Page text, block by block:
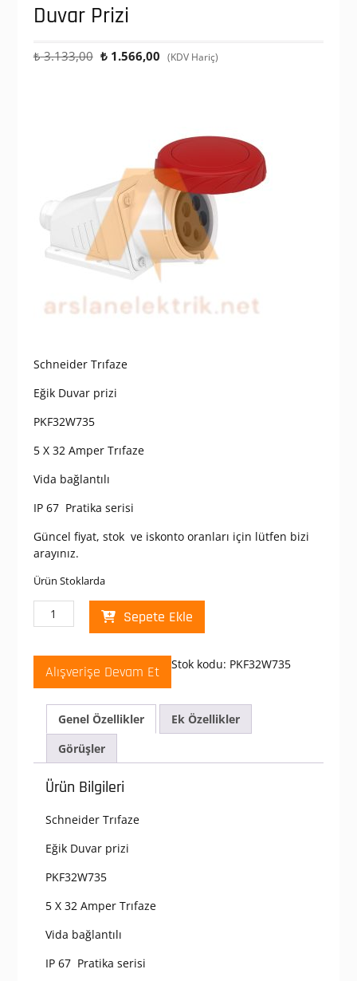
Duvar Prizi
₺3.133,00 Orijinal
₺1.566,00 Şu
(KDV Hariç)
Schneider Trıfaze
Eğik Duvar prizi
PKF32W735
5 X 32 Amper Trıfaze
Vida bağlantılı
IP 67 Pratika serisi
Güncel fiyat, stok ve iskonto oranları için lütfen bizi
arayınız.
Ürün Stoklarda
Schneider
PKF32W735
380-
415V
AC
5x32A
3P+N+E
Trifaze
IP67
Vida
Bağlantılı
Duvar
Prizi
adet
Sepete Ekle
Alışverişe Devam Et Stok kodu: PKF32W735
Genel Özellikler
Ek Özellikler
Görüşler
Ürün Bilgileri
Schneider Trıfaze
Eğik Duvar prizi
PKF32W735
5 X 32 Amper Trıfaze
Vida bağlantılı
IP 67 Pratika serisi